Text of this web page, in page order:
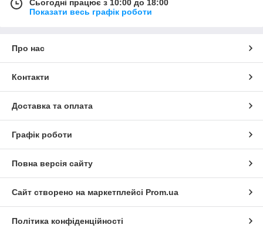
Сьогодні працює з 10:00 до 18:00
Показати весь графік роботи
Про нас
Контакти
Доставка та оплата
Графік роботи
Повна версія сайту
Сайт створено на маркетплейсі Prom.ua
Політика конфіденційності